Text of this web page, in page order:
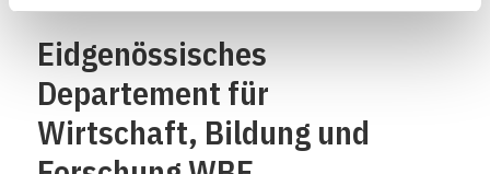
Eidgenössisches
Departement für
Wirtschaft, Bildung und